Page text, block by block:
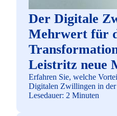
Der Digitale
Mehrwert für
Leistritz neue
Erfahren Sie, welche
Digitalen Zwillingen in der
Lesedauer: 2 Minuten